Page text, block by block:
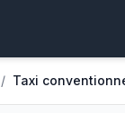
/ Taxi